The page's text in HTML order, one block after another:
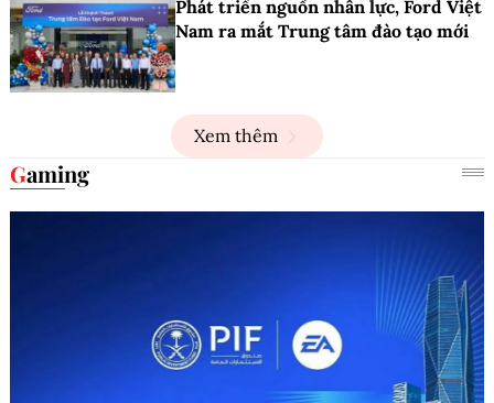
Phát triển nguồn nhân lực, Ford Việt
Nam ra mắt Trung tâm đào tạo mới
Xem thêm
Gaming